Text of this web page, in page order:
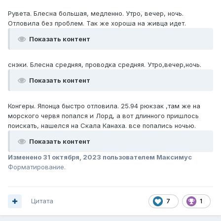
Рувета. Блесна большая, медленно. Утро, вечер, ночь.
Отловила без проблем. Так же хороша на живца идет.
Показать контент
снэки. Блесна средняя, проводка средняя. Утро,вечер,ночь.
Показать контент
Конгеры. Японца быстро отловила. 25.94 рюкзак ,там же на
морского червя попался и Лорд, а вот длинного пришлось
поискать, нашелся на Скала Канаха. все попались ночью.
Показать контент
Изменено 31 октября, 2023 пользователем Максимус
Форматирование.
7 1
Цитата